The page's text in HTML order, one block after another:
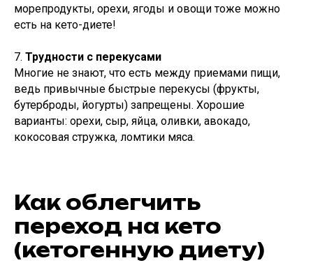
морепродукты, орехи, ягоды и овощи тоже можно
есть на кето-диете!
7. Трудности с перекусами
Многие не знают, что есть между приемами пищи,
ведь привычные быстрые перекусы (фрукты,
бутерброды, йогурты) запрещены. Хорошие
варианты: орехи, сыр, яйца, оливки, авокадо,
кокосовая стружка, ломтики мяса.
Как облегчить
переход на кето
(кетогенную диету)